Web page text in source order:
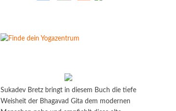
Sukadev Bretz bringt in diesem Buch die tiefe
Weisheit der Bhagavad Gita dem modernen